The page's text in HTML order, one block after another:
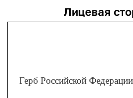
Лицевая
Герб Российской Федерации